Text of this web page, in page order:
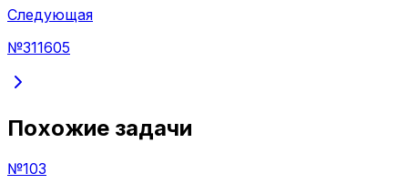
Следующая
№311605
Похожие задачи
№103